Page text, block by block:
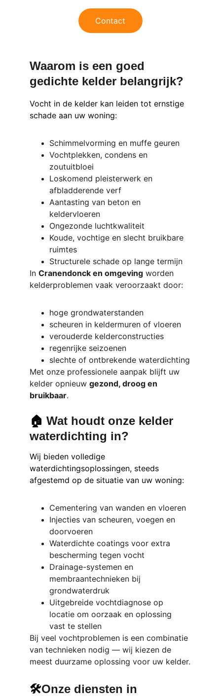
Contact
Waarom is een goed
gedichte kelder belangrijk?
Vocht in de kelder kan leiden tot ernstige
schade aan uw woning:
Schimmelvorming en muffe geuren
Vochtplekken, condens en
zoutuitbloei
Loskomend pleisterwerk en
afbladderende verf
Aantasting van beton en
keldervloeren
Ongezonde luchtkwaliteit
Koude, vochtige en slecht bruikbare
ruimtes
Structurele schade op lange termijn
In Cranendonck en omgeving worden
kelderproblemen vaak veroorzaakt door:
hoge grondwaterstanden
scheuren in keldermuren of vloeren
verouderde kelderconstructies
regenrijke seizoenen
slechte of ontbrekende waterdichting
Met onze professionele aanpak blijft uw
kelder opnieuw gezond, droog en
bruikbaar.
🏠 Wat houdt onze kelder
waterdichting in?
Wij bieden volledige
waterdichtingsoplossingen, steeds
afgestemd op de situatie van uw woning:
Cementering van wanden en vloeren
Injecties van scheuren, voegen en
doorvoeren
Waterdichte coatings voor extra
bescherming tegen vocht
Drainage-systemen en
membraantechnieken bij
grondwaterdruk
Uitgebreide vochtdiagnose op
locatie om oorzaak en oplossing
vast te stellen
Bij veel vochtproblemen is een combinatie
van technieken nodig — wij kiezen de
meest duurzame oplossing voor uw kelder.
🛠️Onze diensten in